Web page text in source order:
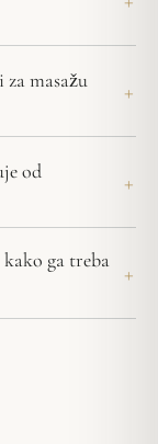
masažu
od
ga treba